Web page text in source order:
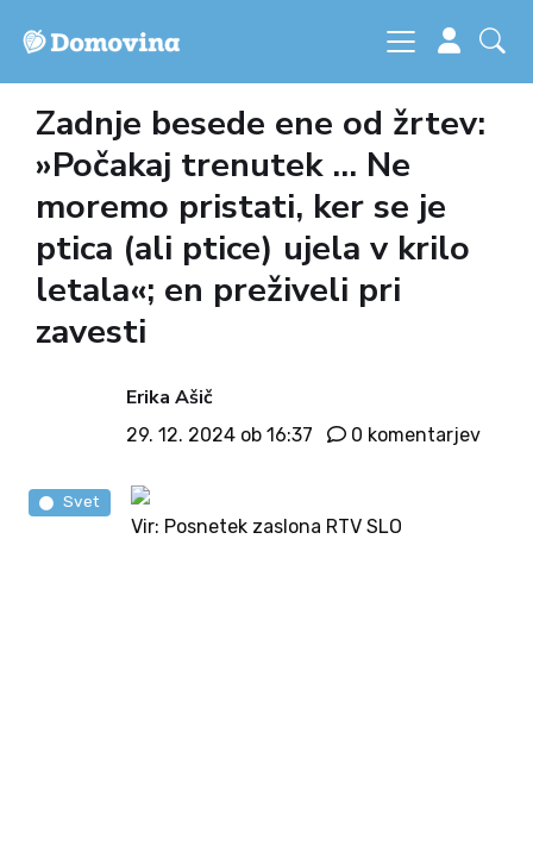
Zadnje besede ene od žrtev:
»Počakaj trenutek ... Ne
moremo pristati, ker se je
ptica (ali ptice) ujela v krilo
letala«; en preživeli pri
zavesti
Erika Ašič
29. 12. 2024 ob 16:37 0 komentarjev
Vir: Posnetek zaslona RTV SLO
Svet